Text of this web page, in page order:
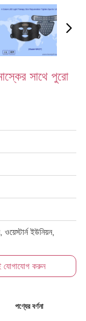
সাথে পুরো
ইউনিয়ন,
যোগাযোগ করুন
পণ্যের বর্ণনা